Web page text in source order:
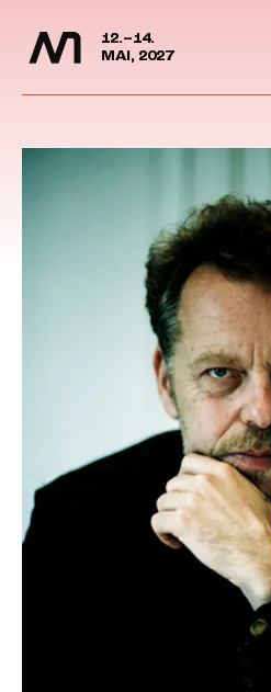
Hopp til hovedinnhold
12.–14.
MAI, 2027